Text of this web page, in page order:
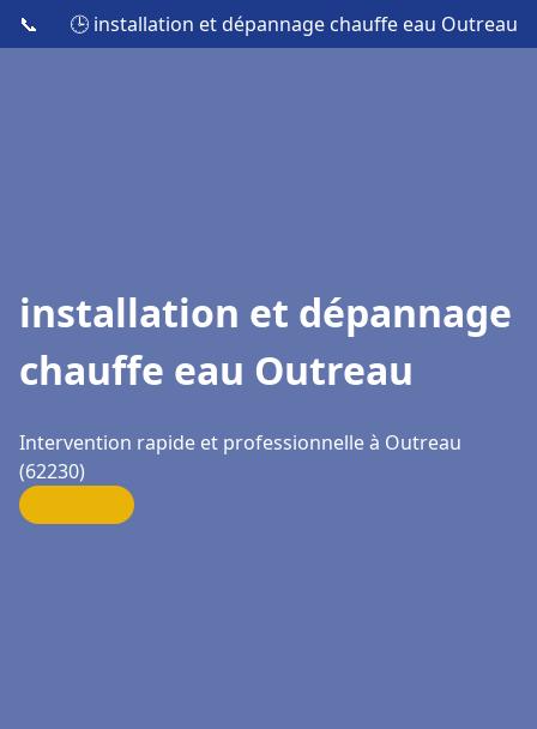
📞 🕒 installation et dépannage chauffe eau Outreau
installation et dépannage
chauffe eau Outreau
Intervention rapide et professionnelle à Outreau
(62230)